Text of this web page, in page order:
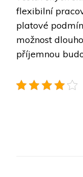
flexibilní
platové
možnost
příjemnou